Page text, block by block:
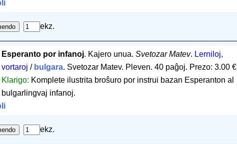
ekz.
Esperanto por infanoj. Kajero unua. Svetozar Matev. Lerniloj,
vortaroj / bulgara. Svetozar Matev. Pleven. 40 paĝoj. Prezo: 3.00 €
Klarigo: Komplete ilustrita broŝuro por instrui bazan Esperanton al
bulgarlingvaj infanoj.
ekz.